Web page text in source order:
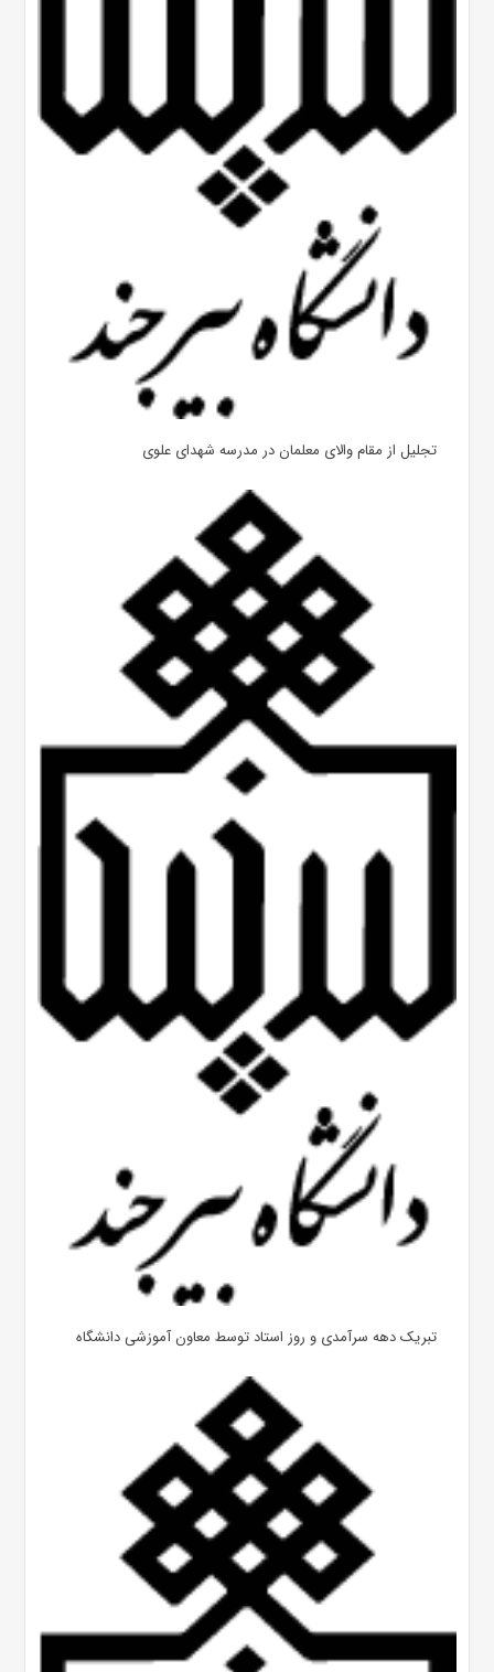
تجلیل از مقام والای معلمان در مدرسه شهدای علوی
تبریک دهه سرآمدی و روز استاد توسط معاون آموزشی دانشگاه